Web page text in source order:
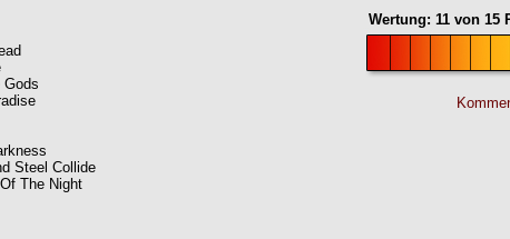
Wertung: 11 von 15
Gods
Steel Collide
The Night